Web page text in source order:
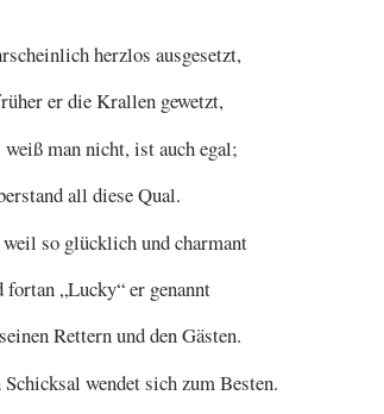
herzlos ausgesetzt,
er die Krallen gewetzt,
weiß man nicht, ist auch egal;
all diese Qual.
so glücklich und charmant
„Lucky“ er genannt
Rettern und den Gästen.
Schicksal wendet sich zum Besten.